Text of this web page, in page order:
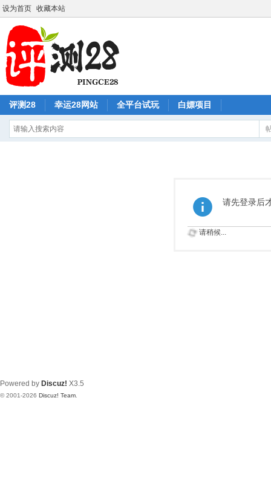
设为首页 收藏本站
评测28 幸运28网站 全平台试玩 白嫖项目
请先登录后
请稍候...
Powered by Discuz! X3.5
© 2001-2026 Discuz! Team